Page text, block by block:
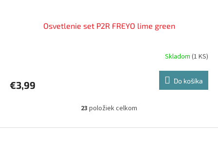
Osvetlenie set P2R FREYO lime green
Skladom (1 KS)
€3,99 Do košíka
O
l
23 položiek celkom